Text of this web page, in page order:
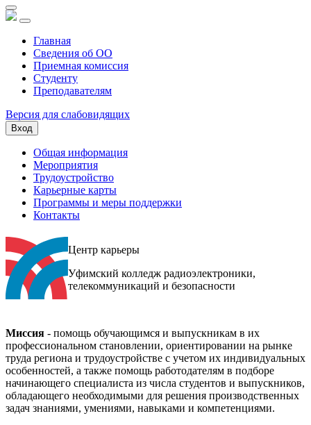
Главная
Сведения об ОО
Приемная комиссия
Студенту
Преподавателям
Версия для слабовидящих
Вход
Общая информация
Мероприятия
Трудоустройство
Карьерные карты
Программы и меры поддержки
Контакты
Центр карьеры
Уфимский колледж радиоэлектроники,
телекоммуникаций и безопасности
Миссия - помощь обучающимся и выпускникам в их
профессиональном становлении, ориентировании на рынке
труда региона и трудоустройстве с учетом их индивидуальных
особенностей, а также помощь работодателям в подборе
начинающего специалиста из числа студентов и выпускников,
обладающего необходимыми для решения производственных
задач знаниями, умениями, навыками и компетенциями.